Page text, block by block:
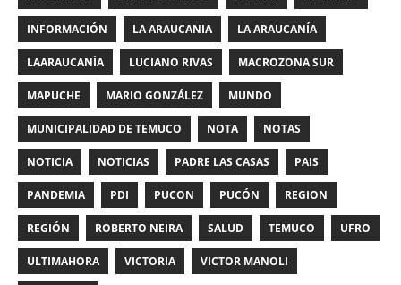
INFORMACIÓN LA ARAUCANIA LA ARAUCANÍA
LAARAUCANÍA LUCIANO RIVAS MACROZONA SUR
MAPUCHE MARIO GONZÁLEZ MUNDO
MUNICIPALIDAD DE TEMUCO NOTA NOTAS
NOTICIA NOTICIAS PADRE LAS CASAS PAIS
PANDEMIA PDI PUCON PUCÓN REGION
REGIÓN ROBERTO NEIRA SALUD TEMUCO UFRO
ULTIMAHORA VICTORIA VICTOR MANOLI